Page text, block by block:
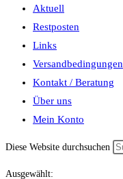
Aktuell
Restposten
Links
Versandbedingungen
Kontakt / Beratung
Über uns
Mein Konto
Diese Website durchsuchen
Ausgewählt: